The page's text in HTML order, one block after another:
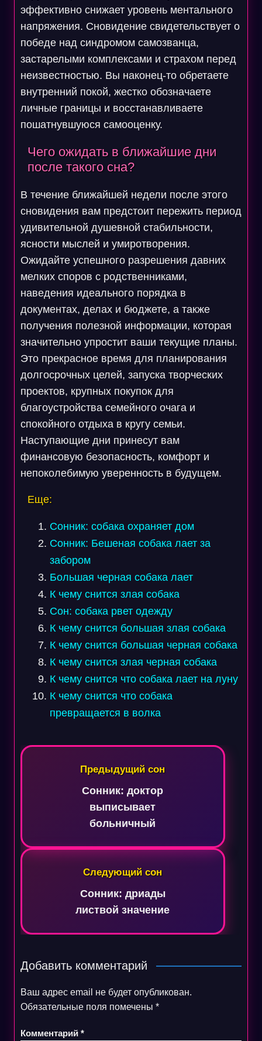
эффективно снижает уровень ментального
напряжения. Сновидение свидетельствует о
победе над синдромом самозванца,
застарелыми комплексами и страхом перед
неизвестностью. Вы наконец-то обретаете
внутренний покой, жестко обозначаете
личные границы и восстанавливаете
пошатнувшуюся самооценку.
Чего ожидать в ближайшие дни
после такого сна?
В течение ближайшей недели после этого
сновидения вам предстоит пережить период
удивительной душевной стабильности,
ясности мыслей и умиротворения.
Ожидайте успешного разрешения давних
мелких споров с родственниками,
наведения идеального порядка в
документах, делах и бюджете, а также
получения полезной информации, которая
значительно упростит ваши текущие планы.
Это прекрасное время для планирования
долгосрочных целей, запуска творческих
проектов, крупных покупок для
благоустройства семейного очага и
спокойного отдыха в кругу семьи.
Наступающие дни принесут вам
финансовую безопасность, комфорт и
непоколебимую уверенность в будущем.
Еще:
Сонник: собака охраняет дом
Сонник: Бешеная собака лает за
забором
Большая черная собака лает
К чему снится злая собака
Сон: собака рвет одежду
К чему снится большая злая собака
К чему снится большая черная собака
К чему снится злая черная собака
К чему снится что собака лает на луну
К чему снится что собака
превращается в волка
Навигация
Предыдущий сон
Сонник: доктор
выписывает
больничный
Следующий сон
Сонник: дриады
листвой значение
Добавить комментарий
Ваш адрес email не будет опубликован.
Обязательные поля помечены *
Комментарий *